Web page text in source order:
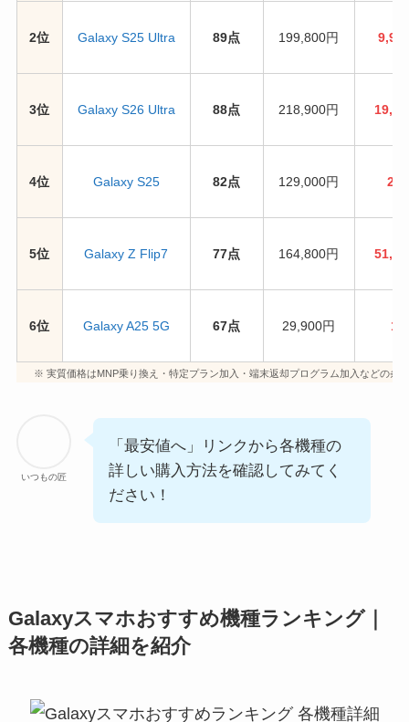
2位 Galaxy S25 Ultra 89点 199,800円
3位 Galaxy S26 Ultra 88点 218,900円
4位 Galaxy S25 82点 129,000円 24
5位 Galaxy Z Flip7 77点 164,800円
6位 Galaxy A25 5G 67点 29,900円 1
※ 実質価格はMNP乗り換え・特定プラン加入・端末返却プログラム加入などの条
いつもの匠
「最安値へ」リンクから各機種の
詳しい購入方法を確認してみてく
ださい！
Galaxyスマホおすすめ機種ランキング｜
各機種の詳細を紹介